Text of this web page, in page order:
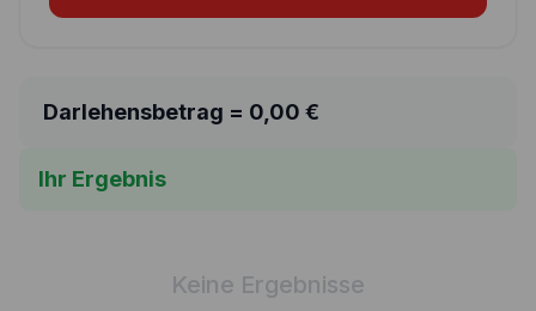
Darlehensbetrag = 0,00 €
Ihr Ergebnis
Keine Ergebnisse